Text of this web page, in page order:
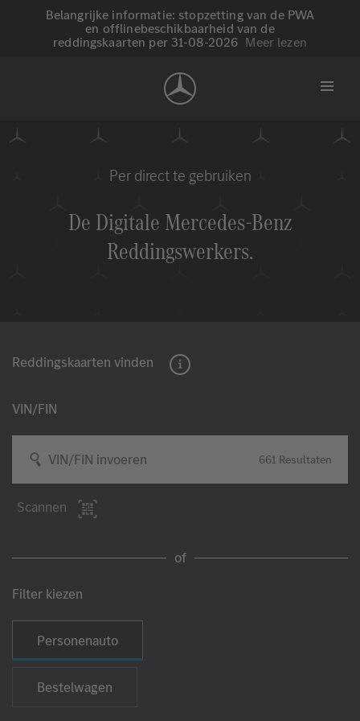
Belangrijke informatie: stopzetting van de PWA
en offlinebeschikbaarheid van de
reddingskaarten per 31-08-2026 Meer lezen
De Digitale Mercedes-Benz
Reddingswerkers.
Per direct te gebruiken
Reddingskaarten vinden
VIN/FIN
VIN/FIN invoeren 661 Resultaten
Scannen
of
Filter kiezen
Type voertuig selecteren
Personenauto
Bestelwagen